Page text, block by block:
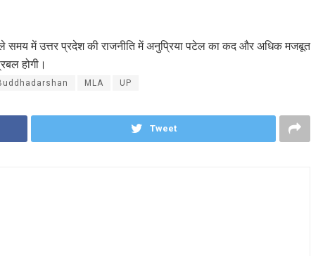
में उत्तर प्रदेश की राजनीति में अनुप्रिया पटेल का कद और अधिक मजबूत
होगी।
MLA UP
Tweet